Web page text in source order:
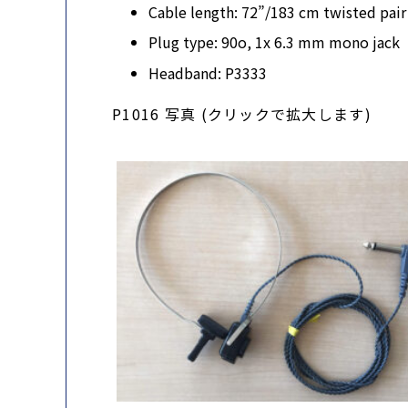
Cable length: 72”/183 cm twisted
Plug type: 90o, 1x 6.3 mm mono jack
Headband: P3333
P1016 写真 (クリックで拡大します)